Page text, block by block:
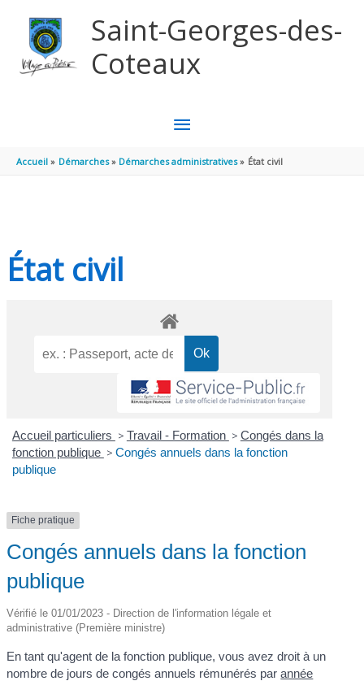
Saint-Georges-des-
Coteaux
MENU
PRINCIPAL
Accueil Démarches Démarches administratives État civil
État civil
Accueil particuliers > Travail - Formation > Congés dans la
fonction publique > Congés annuels dans la fonction
publique
Fiche pratique
Congés annuels dans la fonction
publique
Vérifié le 01/01/2023 - Direction de l'information légale et
administrative (Première ministre)
En tant qu'agent de la fonction publique, vous avez droit à un
nombre de jours de congés annuels rémunérés parannée